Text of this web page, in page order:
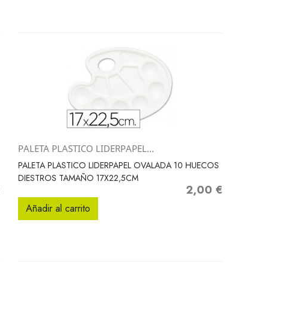
Vista rápida
PALETA PLASTICO LIDERPAPEL...
PALETA PLASTICO LIDERPAPEL OVALADA 10 HUECOS
DIESTROS TAMAÑO 17X22,5CM
Precio
2,00 €
Añadir al carrito